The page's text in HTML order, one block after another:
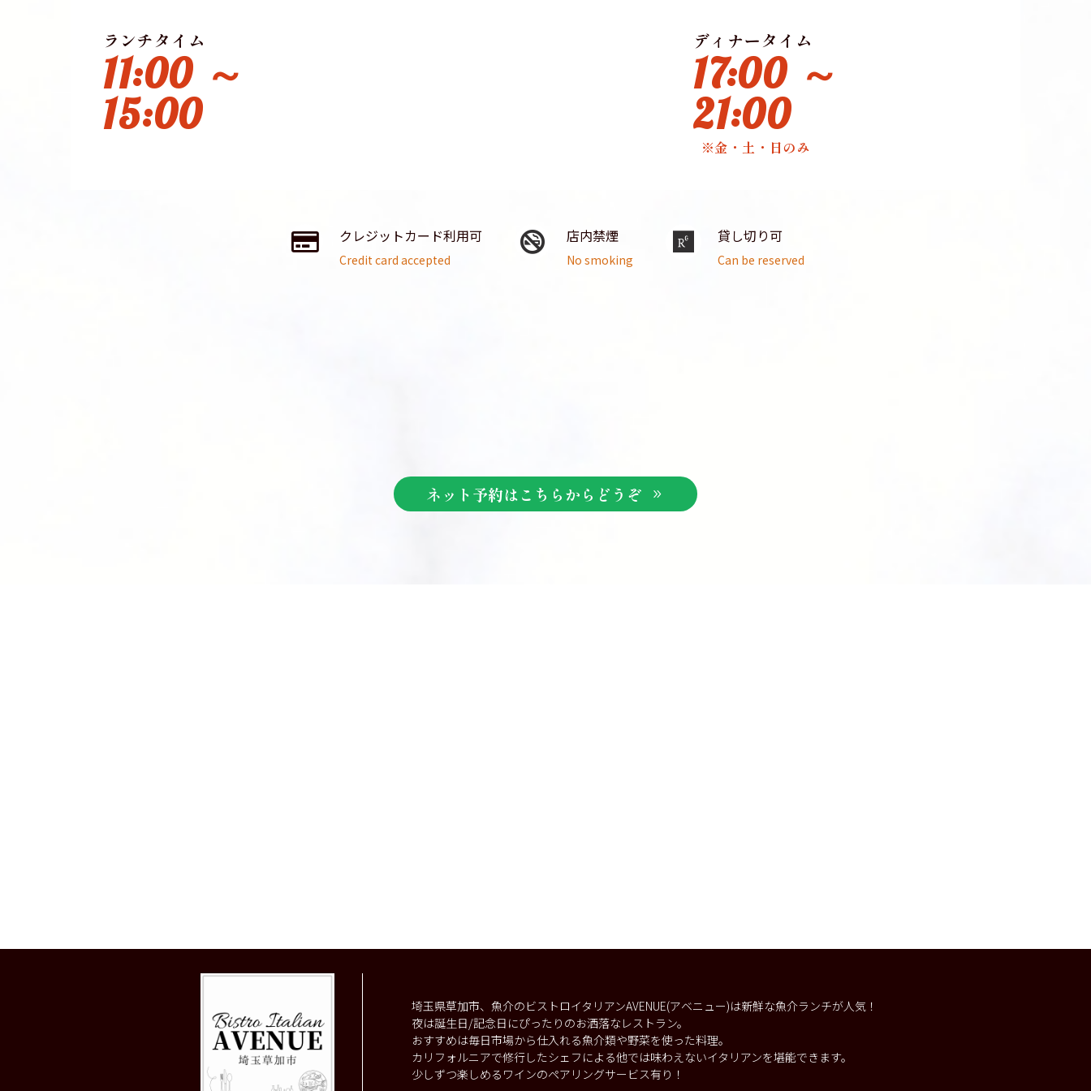
ランチタイム
11:00 ～
15:00
ディナータイム
17:00 ～
21:00
※金・土・日のみ
クレジットカード利用可
Credit card accepted
店内禁煙
No smoking
貸し切り可
Can be reserved
ネット予約はこちらからどうぞ
埼玉県草加市、魚介のビストロイタリアンAVENUE(アベニュー)は新鮮な魚介ランチが人気！
夜は誕生日/記念日にぴったりのお洒落なレストラン。
おすすめは毎日市場から仕入れる魚介類や野菜を使った料理。
カリフォルニアで修行したシェフによる他では味わえないイタリアンを堪能できます。
少しずつ楽しめるワインのペアリングサービス有り！